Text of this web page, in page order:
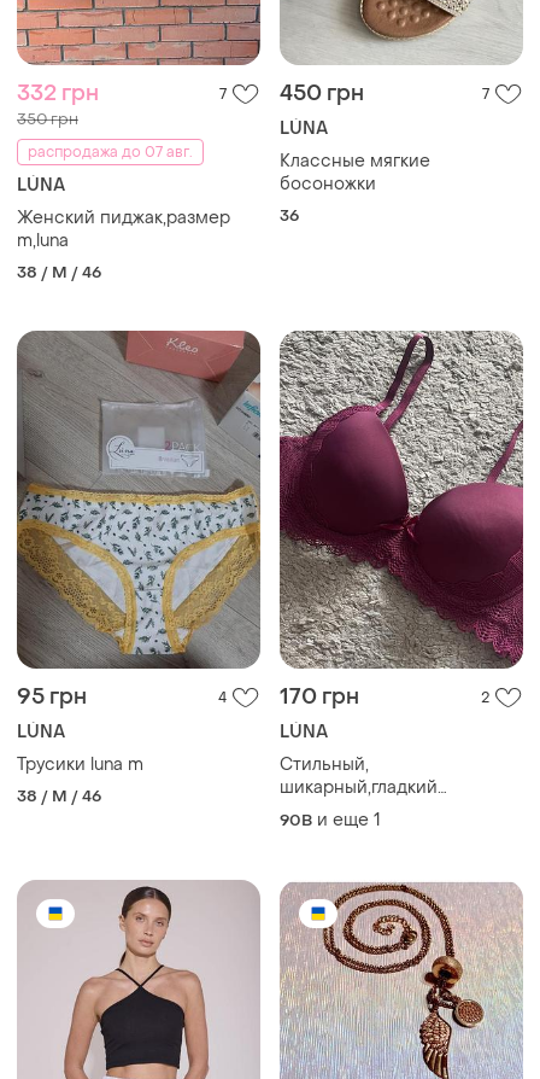
332 грн 7
350 грн
распродажа до 07 авг.
LÚNA
Женский пиджак,размер
m,luna
38 / M / 46
450 грн 7
LÚNA
Классные мягкие
босоножки
36
95 грн 4
LÚNA
Трусики luna m
38 / M / 46
170 грн 2
LÚNA
Стильный,
шикарный,гладкий
бюстгальтер пуш-ап lunna
90B и еще 1